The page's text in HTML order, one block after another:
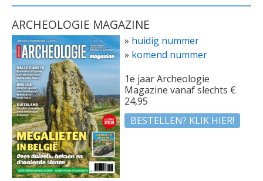
ARCHEOLOGIE MAGAZINE
» huidig nummer
» komend nummer
1e jaar Archeologie
Magazine vanaf slechts €
24,95
BESTELLEN? KLIK HIER!